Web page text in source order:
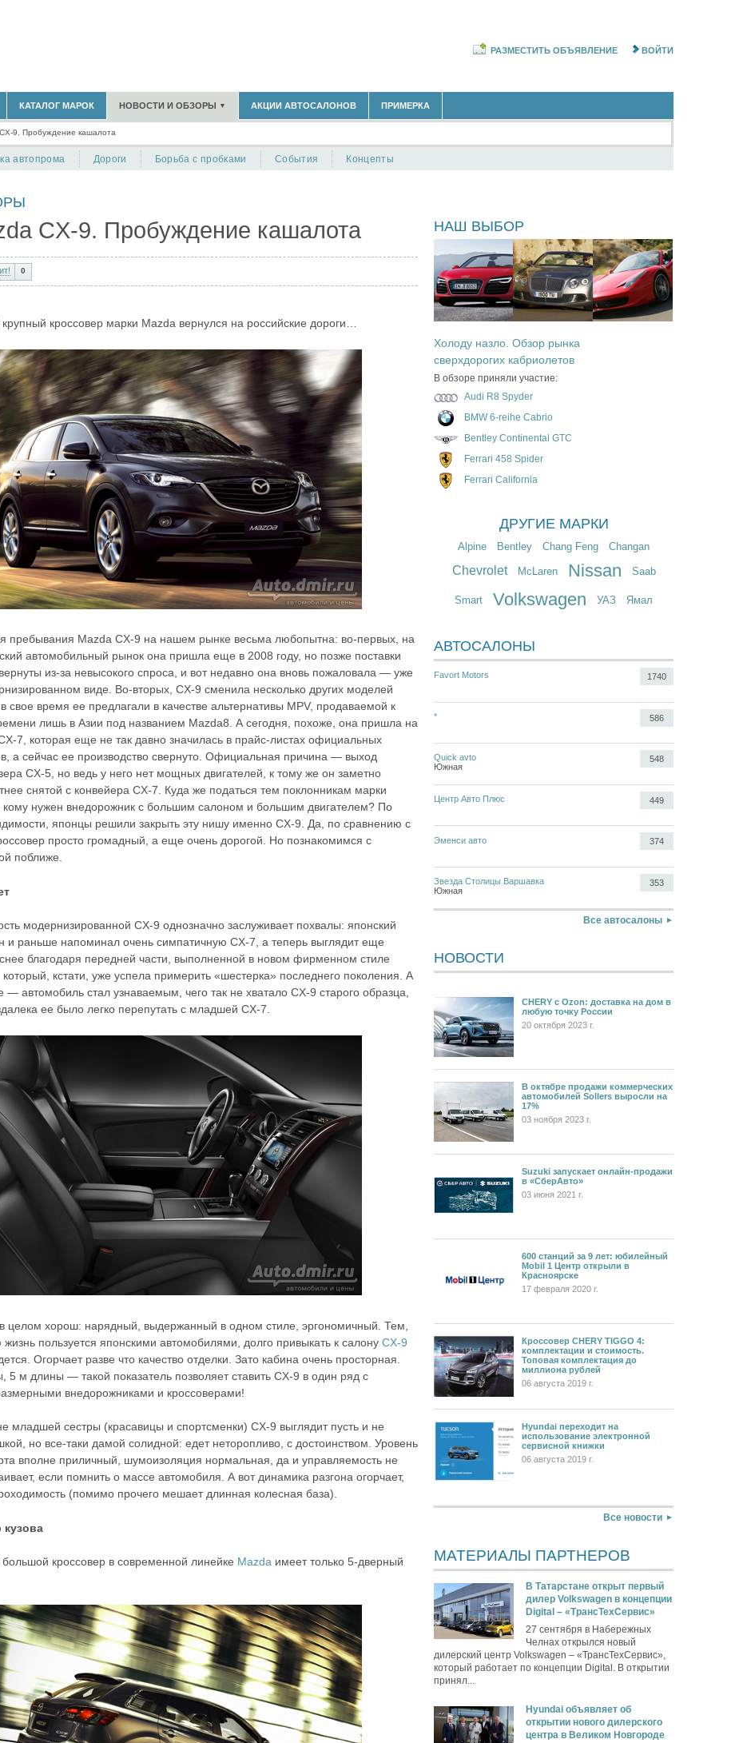
И ОБЛАСТЬ(14298)
КРАЙ(5619)
(412)
РАЗМЕСТИТЬ ОБЪЯВЛЕНИЕ ВОЙТИ
КАТАЛОГ МАРОК НОВОСТИ И ОБЗОРЫ ▼
ОБЗОРЫ НОВИНОК
ЭКСПЕРТНОЕ МНЕНИЕ
АКЦИИ АВТОСАЛОНОВ ПРИМЕРКА
9. Пробуждение кашалота
автопрома Дороги Борьба с пробками События Концепты
CX-9. Пробуждение кашалота
0
кроссовер марки Mazda вернулся на российские дороги…
пребывания Mazda CX-9 на нашем рынке весьма любопытна: во-первых, на
автомобильный рынок она пришла еще в 2008 году, но позже поставки
из-за невысокого спроса, и вот недавно она вновь пожаловала — уже
виде. Во-вторых, CX-9 сменила несколько других моделей
свое время ее предлагали в качестве альтернативы MPV, продаваемой к
лишь в Азии под названием Mazda8. А сегодня, похоже, она пришла на
7, которая еще не так давно значилась в прайс-листах официальных
а сейчас ее производство свернуто. Официальная причина — выход
CX-5, но ведь у него нет мощных двигателей, к тому же он заметно
снятой с конвейера CX-7. Куда же податься тем поклонникам марки
кому нужен внедорожник с большим салоном и большим двигателем? По
японцы решили закрыть эту нишу именно CX-9. Да, по сравнению с
просто громадный, а еще очень дорогой. Но познакомимся с
поближе.
модернизированной CX-9 однозначно заслуживает похвалы: японский
и раньше напоминал очень симпатичную CX-7, а теперь выглядит еще
благодаря передней части, выполненной в новом фирменном стиле
кстати, уже успела примерить «шестерка» последнего поколения. А
— автомобиль стал узнаваемым, чего так не хватало CX-9 старого образца,
ее было легко перепутать с младшей CX-7.
целом хорош: нарядный, выдержанный в одном стиле, эргономичный. Тем,
жизнь пользуется японскими автомобилями, долго привыкать к салону CX-9
Огорчает разве что качество отделки. Зато кабина очень просторная.
5 м длины — такой показатель позволяет ставить CX-9 в один ряд с
внедорожниками и кроссоверами!
младшей сестры (красавицы и спортсменки) CX-9 выглядит пусть и не
но все-таки дамой солидной: едет неторопливо, с достоинством. Уровень
вполне приличный, шумоизоляция нормальная, да и управляемость не
если помнить о массе автомобиля. А вот динамика разгона огорчает,
(помимо прочего мешает длинная колесная база).
кроссовер в современной линейке Mazda имеет только 5-дверный
НАШ ВЫБОР
Холоду назло. Обзор рынка
сверхдорогих кабриолетов
В обзоре приняли участие:
Audi R8 Spyder
BMW 6-reihe Cabrio
Bentley Continental GTC
Ferrari 458 Spider
Ferrari California
ДРУГИЕ МАРКИ
Alpine Bentley Chang Feng Changan
Chevrolet McLaren Nissan Saab
Smart Volkswagen УАЗ Ямал
АВТОСАЛОНЫ
Favort Motors 1740
* 586
Quick avto
Южная
548
Центр Авто Плюс 449
Эменси авто 374
Звезда Столицы Варшавка
Южная
353
Все автосалоны
НОВОСТИ
CHERY c Ozon: доставка на дом в
любую точку России
20 октября 2023 г.
В октябре продажи коммерческих
автомобилей Sollers выросли на
17%
03 ноября 2023 г.
Suzuki запускает онлайн-продажи
в «СберАвто»
03 июня 2021 г.
600 станций за 9 лет: юбилейный
Mobil 1 Центр открыли в
Красноярске
17 февраля 2020 г.
Кроссовер CHERY TIGGO 4:
комплектации и стоимость.
Топовая комплектация до
миллиона рублей
06 августа 2019 г.
Hyundai переходит на
использование электронной
сервисной книжки
06 августа 2019 г.
Все новости
МАТЕРИАЛЫ ПАРТНЕРОВ
В Татарстане открыт первый
дилер Volkswagen в концепции
Digital – «ТрансТехСервис»
27 сентября в Набережных
Челнах открылся новый
дилерский центр Volkswagen – «ТрансТехСервис»,
который работает по концепции Digital. В открытии
принял...
Hyundai объявляет об
открытии нового дилерского
центра в Великом Новгороде